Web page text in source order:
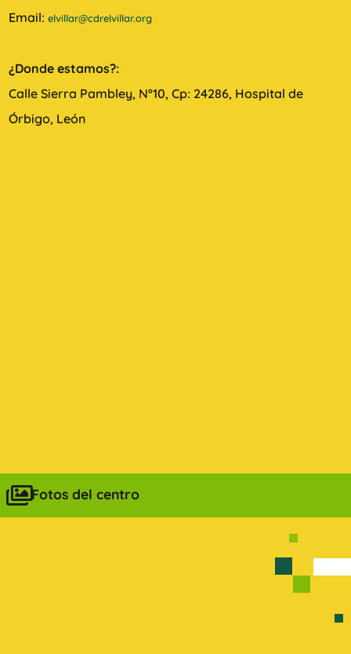
Email: elvillar@cdrelvillar.org
¿Donde estamos?:
Calle Sierra Pambley, Nº10, Cp: 24286, Hospital de
Órbigo, León
Fotos del centro